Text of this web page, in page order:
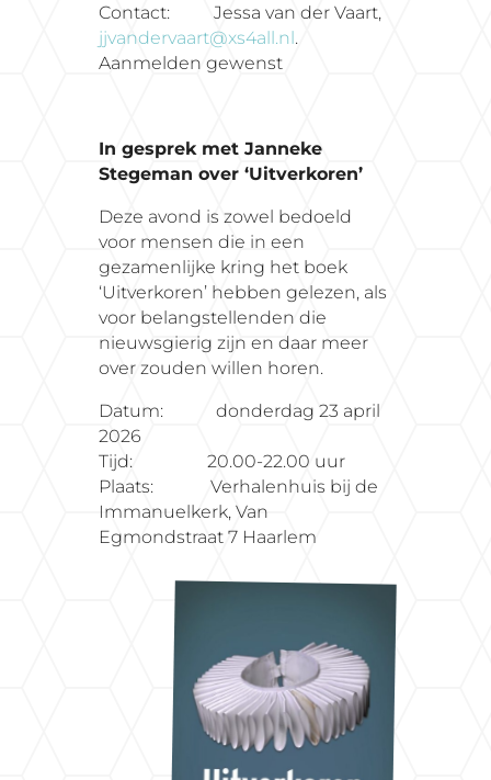
Contact: Jessa van der Vaart,
jjvandervaart@xs4all.nl.
Aanmelden gewenst
In gesprek met Janneke
Stegeman over ‘Uitverkoren’
Deze avond is zowel bedoeld
voor mensen die in een
gezamenlijke kring het boek
‘Uitverkoren’ hebben gelezen, als
voor belangstellenden die
nieuwsgierig zijn en daar meer
over zouden willen horen.
Datum: donderdag 23 april
2026
Tijd: 20.00-22.00 uur
Plaats: Verhalenhuis bij de
Immanuelkerk, Van
Egmondstraat 7 Haarlem